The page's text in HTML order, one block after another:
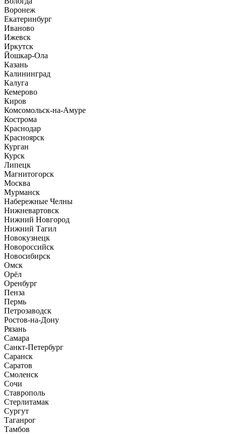
Воронеж
Екатеринбург
Иваново
Ижевск
Иркутск
Йошкар-Ола
Казань
Калининград
Калуга
Кемерово
Киров
Комсомольск-на-Амуре
Кострома
Краснодар
Красноярск
Курган
Курск
Липецк
Магнитогорск
Москва
Мурманск
Набережные Челны
Нижневартовск
Нижний Новгород
Нижний Тагил
Новокузнецк
Новороссийск
Новосибирск
Омск
Орёл
Оренбург
Пенза
Пермь
Петрозаводск
Ростов-на-Дону
Рязань
Самара
Санкт-Петербург
Саранск
Саратов
Смоленск
Сочи
Ставрополь
Стерлитамак
Сургут
Таганрог
Тамбов